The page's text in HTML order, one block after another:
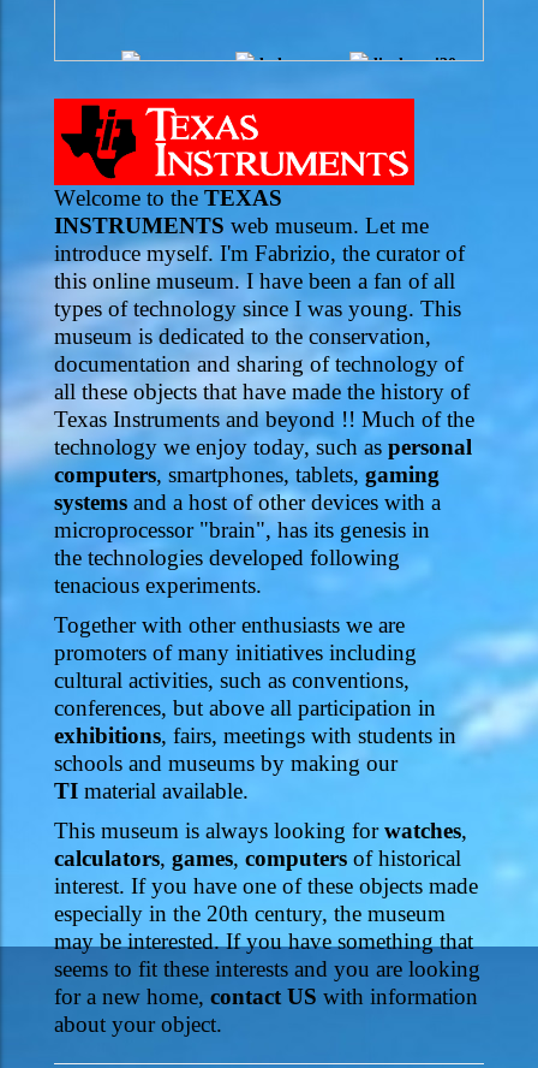
Welcome to the TEXAS
INSTRUMENTS web museum. Let me
introduce myself. I'm Fabrizio, the curator of
this online museum. I have been a fan of all
types of technology since I was young. This
museum is dedicated to the conservation,
documentation and sharing of technology of
all these objects that have made the history of
Texas Instruments and beyond !! Much of the
technology we enjoy today, such as personal
computers, smartphones, tablets, gaming
systems and a host of other devices with a
microprocessor "brain", has its genesis in
the technologies developed following
tenacious experiments.
Together with other enthusiasts we are
promoters of many initiatives including
cultural activities, such as conventions,
conferences, but above all participation in
exhibitions, fairs, meetings with students in
schools and museums by making our
TI material available.
This museum is always looking forwatches,
calculators, games, computers of historical
interest. If you have one of these objects made
especially in the 20th century, the museum
may be interested. If you have something that
seems to fit these interests and you are looking
for a new home, contact US with information
about your object.